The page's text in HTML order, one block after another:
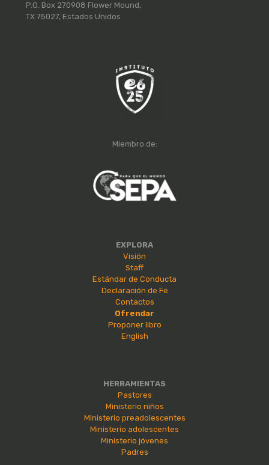
P.O. Box 270908 Flower Mound,
TX 75027, Estados Unidos
Miembro de:
EXPLORA
Visión
Staff
Estándar de Conducta
Declaración de Fe
Contactos
Ofrendar
Proponer libro
English
HERRAMIENTAS
Pastores
Ministerio niños
Ministerio preadolescentes
Ministerio adolescentes
Ministerio jóvenes
Padres